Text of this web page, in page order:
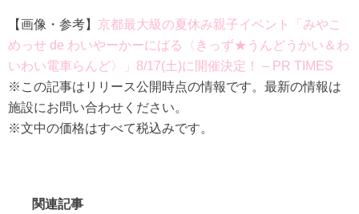
【画像・参考】 京都最大級の夏休み親子イベント「みやこ
めっせ de わいやーかーにばる〈きっず★うんどうかい＆わ
いわい電車らんど〉」8/17(土)に開催決定！ – PR TIMES
※この記事はリリース公開時点の情報です。最新の情報は
施設にお問い合わせください。
※文中の価格はすべて税込みです。
関連記事